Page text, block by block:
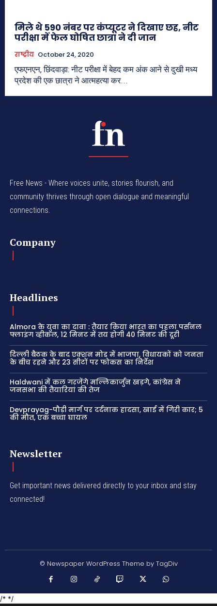
मिले थे 590 नंबर पर कंप्यूटर ने दिखाए छह, नीट
परीक्षा में फेल घोषित छात्रा ने दी जान
राष्ट्रीय October 24, 2020
एफएनएन, छिंदवाड़ा: नीट परीक्षा में बेहद कम अंक आने से दुखी मध्य
प्रदेश की एक छात्रा ने आत्महत्या कर...
Free News - Where voices unite, stories flourish, and
community thrives through open dialogue and meaningful
connections.
Company
Headlines
Almora के युवा का दावा : तैयार किया भारत का पहला पर्सनल
फ्लाइंग व्हीकल, 12 मिनट में तय होगी 40 मिनट की दूरी
दिल्ली बैठक के बाद एक्शन मोड में भाजपा, विधायकों को जनता
के बीच रहने और 23 सीटों पर फोकस का निर्देश
Haldwani में कल गरजेंगे मल्लिकार्जुन खड़गे, कांग्रेस ने
जनसभा की तैयारियां की तेज
Devprayag-पौड़ी मार्ग पर दर्दनाक हादसा, खाई में गिरी कार; 5
की मौत, एक बच्चा घायल
Newsletter
Get important news delivered directly to your inbox and stay
connected!
© Newspaper WordPress Theme by TagDiv
/* */